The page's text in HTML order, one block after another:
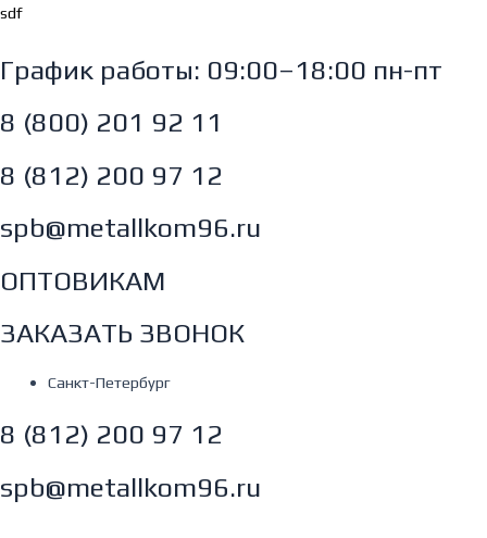
Перейти
содержимому
sdf
График работы: 09:00–18:00 пн-пт
8 (800) 201 92 11
8 (812) 200 97 12
spb@metallkom96.ru
ОПТОВИКАМ
ЗАКАЗАТЬ ЗВОНОК
Санкт-Петербург
8 (812) 200 97 12
spb@metallkom96.ru